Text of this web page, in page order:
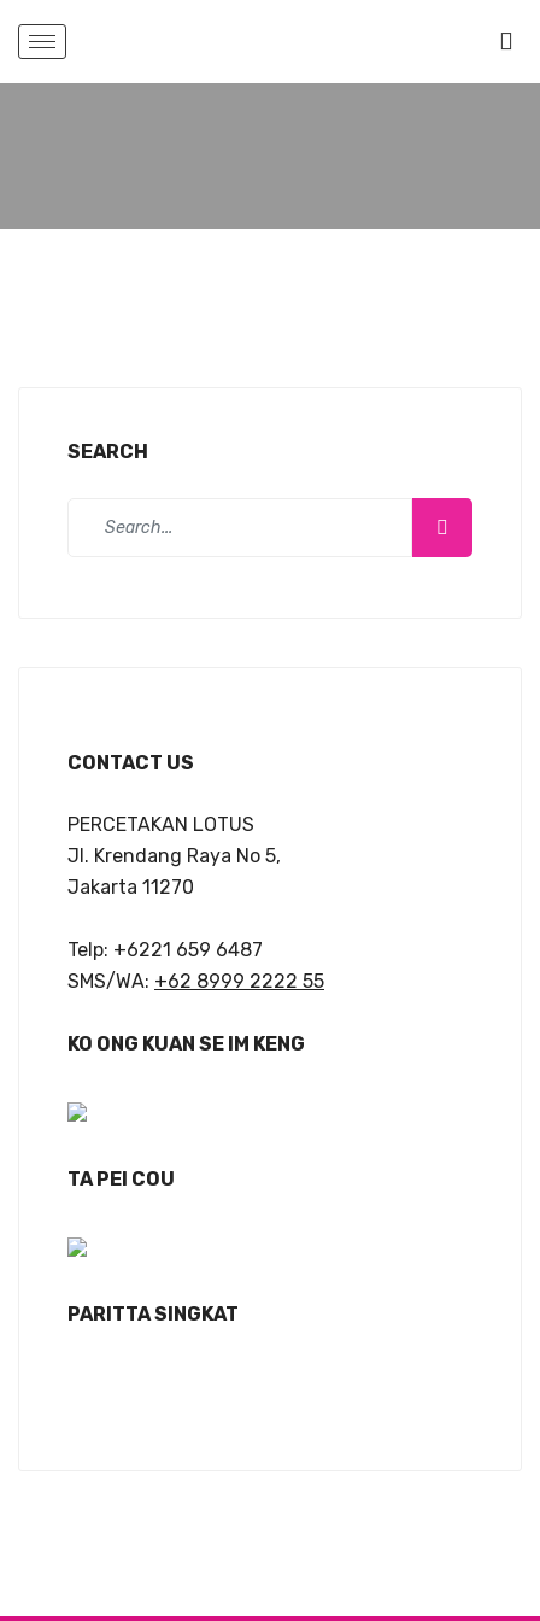
SEARCH
CONTACT US
PERCETAKAN LOTUS
Jl. Krendang Raya No 5,
Jakarta 11270
Telp: +6221 659 6487
SMS/WA: +62 8999 2222 55
KO ONG KUAN SE IM KENG
TA PEI COU
PARITTA SINGKAT